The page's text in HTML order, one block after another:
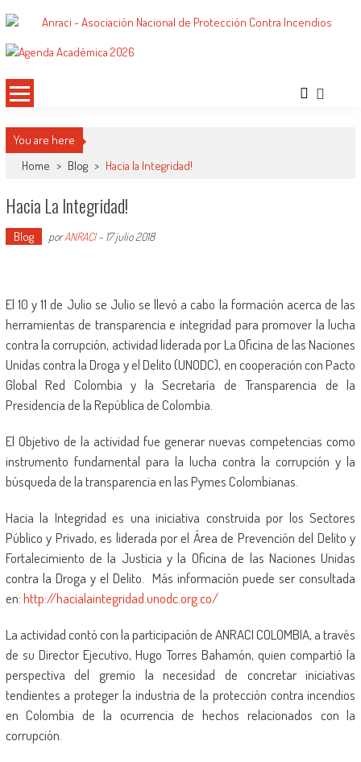
al
contenidoANRACI – Asociación Nacional de
Condiciones de Protección Contra Incendios para Nuestra Sociedad
You are here
Home > Blog > Hacia la Integridad!
Hacia La Integridad!
Blog porANRACI- 17 julio 2018
El 10 y 11 de Julio se Julio se llevó a cabo la formación acerca de las
herramientas de transparencia e integridad para promover la lucha
contra la corrupción, actividad liderada por La Oficina de las Naciones
Unidas contra la Droga y el Delito (UNODC), en cooperación con Pacto
Global Red Colombia y la Secretaría de Transparencia de la
Presidencia de la República de Colombia.
El Objetivo de la actividad fue generar nuevas competencias como
instrumento fundamental para la lucha contra la corrupción y la
búsqueda de la transparencia en las Pymes Colombianas.
Hacia la Integridad es una iniciativa construida por los Sectores
Público y Privado, es liderada por el Área de Prevención del Delito y
Fortalecimiento de la Justicia y la Oficina de las Naciones Unidas
contra la Droga y el Delito. Más información puede ser consultada
en:http://hacialaintegridad.unodc.org.co/
La actividad contó con la participación de ANRACI COLOMBIA, a través
de su Director Ejecutivo, Hugo Torres Bahamón, quien compartió la
perspectiva del gremio la necesidad de concretar iniciativas
tendientes a proteger la industria de la protección contra incendios
en Colombia de la ocurrencia de hechos relacionados con la
corrupción.